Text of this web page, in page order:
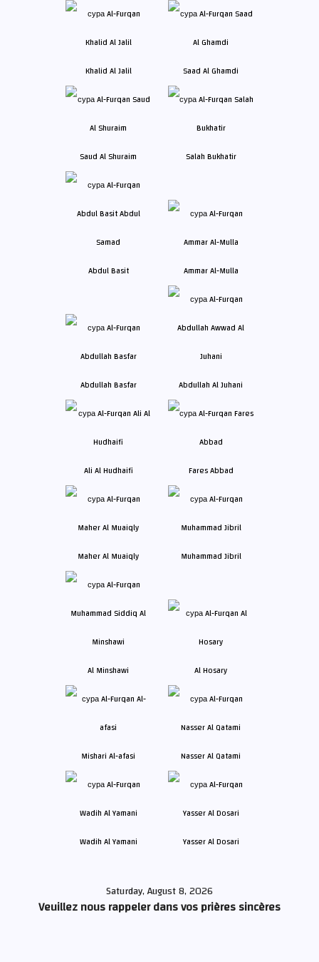
Khalid Al Jalil Saad Al Ghamdi
Saud Al Shuraim Salah Bukhatir
Abdul Basit Ammar Al-Mulla
Abdullah Basfar Abdullah Al Juhani
Ali Al Hudhaifi Fares Abbad
Maher Al Muaiqly Muhammad Jibril
Al Minshawi Al Hosary
Mishari Al-afasi Nasser Al Qatami
Wadih Al Yamani Yasser Al Dosari
Saturday, August 8, 2026
Veuillez nous rappeler dans vos prières sincères